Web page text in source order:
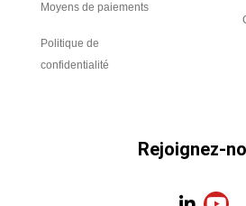
Moyens de paiements
Politique de
confidentialité
Rejoignez-
L Y